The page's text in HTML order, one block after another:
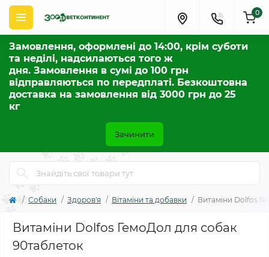
Замовлення, оформлені до 14:00, крім суботи
та неділі, надсилаються того ж
дня. Замовлення в сумі до 100 грн
відправляються по передплаті. Безкоштовна
доставка на замовлення від 3000 грн до 25
кг
Зачинити
0
Собаки Здоров'я Вітаміни та добавки Витаміни Dolfos
Витаміни Dolfos ГемоДол для собак
90таблеток